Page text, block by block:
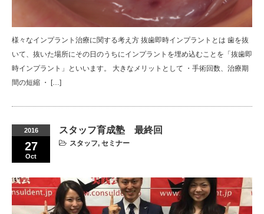
様々なインプラント治療に関する考え方 抜歯即時インプラントとは 歯を抜
いて、抜いた場所にその日のうちにインプラントを埋め込むことを「抜歯即
時インプラント」といいます。 大きなメリットとして ・手術回数、治療期
間の短縮 ・ […]
2016
27
Oct
スタッフ育成塾 最終回
スタッフ, セミナー